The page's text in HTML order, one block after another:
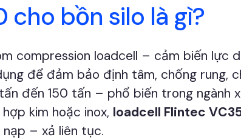
cho bồn silo là gì?
compression loadcell – cảm biến lực
để đảm bảo định tâm, chống rung,
đến 150 tấn – phổ biến trong ngành
kim hoặc inox, loadcell Flintec
– xả liên tục.